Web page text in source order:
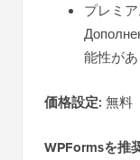
プレミ
能性が
価格設定: 無料
WPFormsを推